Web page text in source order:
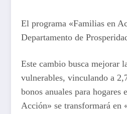
El programa «Familias en
Departamento de
Este cambio busca mejorar
vulnerables, vinculando a
bonos anuales para
Acción» se transformará en